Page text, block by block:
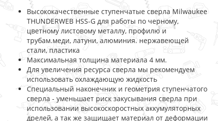
Высококачественные ступенчатые сверла Milwaukee
THUNDERWEB HSS-G для работы по черному,
цветному листовому металлу, профилю и
трубам.меди, латуни, алюминия. нержавеющей
стали, пластика
Максимальная толщина материала 4 мм.
Для увеличения ресурса сверла мы рекомендуем
использовать охлаждающую жидкость
Специальный наконечник и геометрия ступенчатого
сверла - уменьшает риск закусывания сверла при
использовании высокоскоростных аккумуляторных
дрелей, а так же защищает материал от деформации